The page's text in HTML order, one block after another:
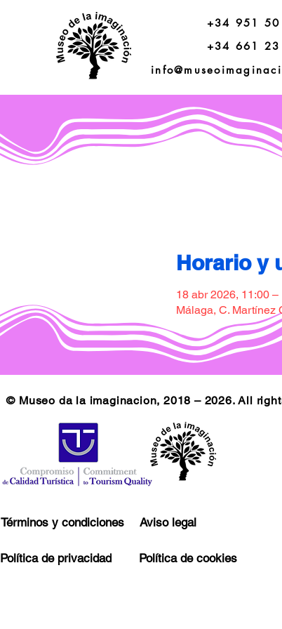
+34 951
+34 661
Horario y
18 abr 2026, 11:00 –
Málaga, C. Martínez
© Museo da la imaginacion, 2018 – 2026. All
Términos y condiciones
Política de privacidad
Aviso legal
Política de cookies